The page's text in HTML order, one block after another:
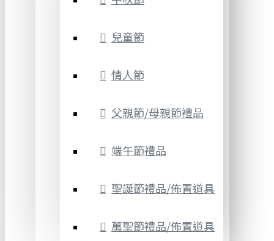
兒童節
情人節
父親節/母親節禮品
端午節禮品
聖誕節禮品/佈置道具
萬聖節禮品/佈置道具